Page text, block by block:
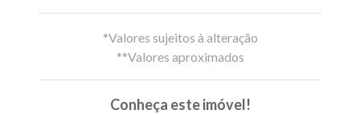
*Valores sujeitos à alteração
**Valores aproximados
Conheça este imóvel!